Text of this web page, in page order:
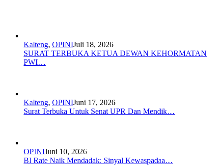
Kalteng, OPINIJuli 18, 2026
SURAT TERBUKA KETUA DEWAN KEHORMATAN
PWI…
Kalteng, OPINIJuni 17, 2026
Surat Terbuka Untuk Senat UPR Dan Mendik…
OPINIJuni 10, 2026
BI Rate Naik Mendadak: Sinyal Kewaspadaa…